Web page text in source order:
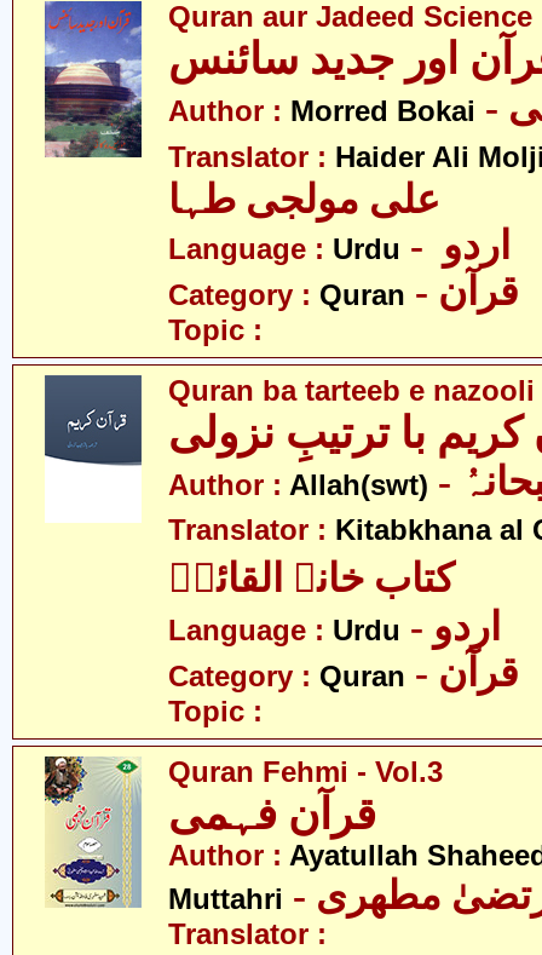
Quran aur Jadeed Science
Author : Morred Bokai
Translator : Haider Ali
علی مولجی طہا
Language : Urdu
Category : Quran - قرآن
Topic :
Quran ba tarteeb e nazooli
کریم با ترتیبِ نزولی
Author : Allah(swt)
Translator : Kitabkhana al
کتاب خانہ القائمؑ
Language : Urdu - اردو
Category : Quran - قرآن
Topic :
Quran Fehmi - Vol.3
قرآن فہمی
Author : Ayatullah
Muttahri
مطھری
Translator :